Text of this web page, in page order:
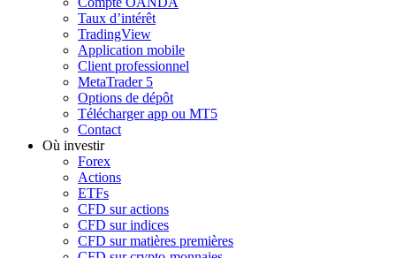
Taux d’intérêt
TradingView
Application mobile
Client professionnel
MetaTrader 5
Options de dépôt
Télécharger app ou MT5
Contact
Où investir
Forex
Actions
ETFs
CFD sur actions
CFD sur indices
CFD sur matières premières